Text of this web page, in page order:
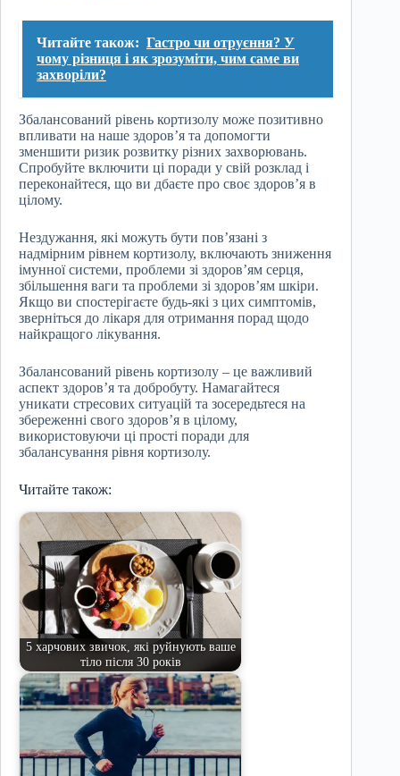
Читайте також: Гастро чи отруєння? У
чому різниця і як зрозуміти, чим саме ви
захворіли?
Збалансований рівень кортизолу може позитивно
впливати на наше здоров’я та допомогти
зменшити ризик розвитку різних захворювань.
Спробуйте включити ці поради у свій розклад і
переконайтеся, що ви дбаєте про своє здоров’я в
цілому.
Нездужання, які можуть бути пов’язані з
надмірним рівнем кортизолу, включають зниження
імунної системи, проблеми зі здоров’ям серця,
збільшення ваги та проблеми зі здоров’ям шкіри.
Якщо ви спостерігаєте будь-які з цих симптомів,
зверніться до лікаря для отримання порад щодо
найкращого лікування.
Збалансований рівень кортизолу – це важливий
аспект здоров’я та добробуту. Намагайтеся
уникати стресових ситуацій та зосередьтеся на
збереженні свого здоров’я в цілому,
використовуючи ці прості поради для
збалансування рівня кортизолу.
Читайте також:
5 харчових звичок, які руйнують ваше
тіло після 30 років